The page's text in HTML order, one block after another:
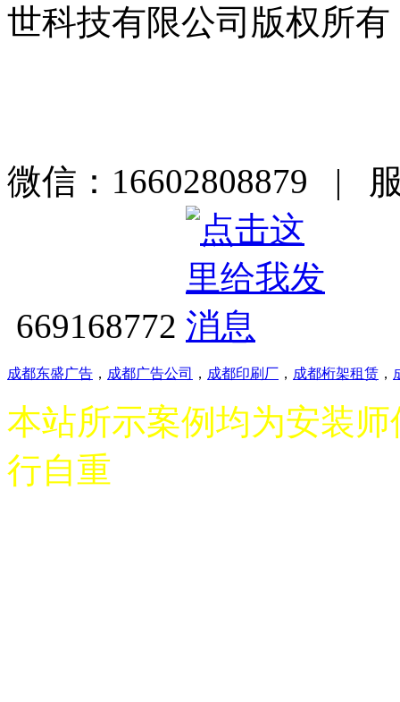
世科技有限公司版权所有
微信：16602808879 |
669168772
成都东盛广告 ， 成都广告公司 ， 成都印刷厂 ， 成都桁架租赁 ，
本站所示案例均为安装
行自重